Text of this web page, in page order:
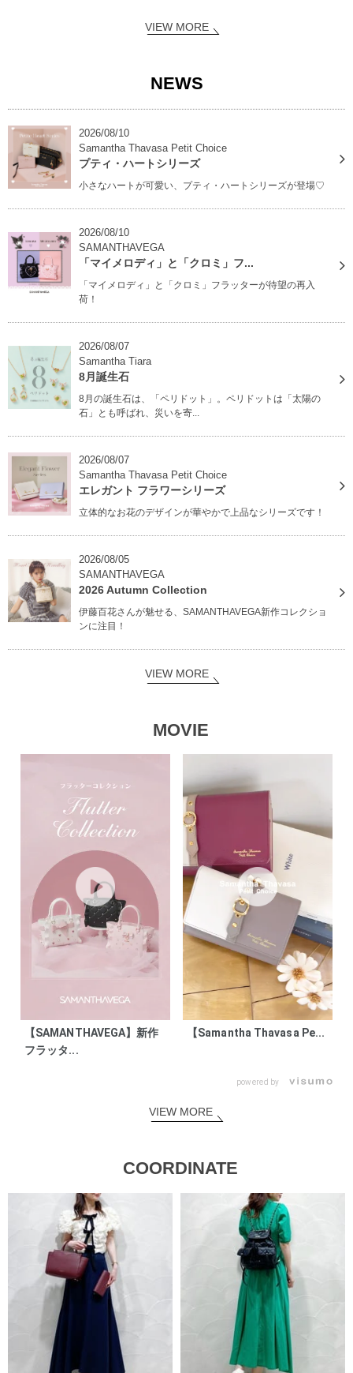
VIEW MORE
NEWS
2026/08/10
Samantha Thavasa Petit Choice
プティ・ハートシリーズ
小さなハートが可愛い、プティ・ハートシリーズが登場♡
2026/08/10
SAMANTHAVEGA
「マイメロディ」と「クロミ」フ...
「マイメロディ」と「クロミ」フラッターが待望の再入
荷！
2026/08/07
Samantha Tiara
8月誕生石
8月の誕生石は、「ペリドット」。ペリドットは「太陽の
石」とも呼ばれ、災いを寄...
2026/08/07
Samantha Thavasa Petit Choice
エレガント フラワーシリーズ
立体的なお花のデザインが華やかで上品なシリーズです！
2026/08/05
SAMANTHAVEGA
2026 Autumn Collection
伊藤百花さんが魅せる、SAMANTHAVEGA新作コレクショ
ンに注目！
VIEW MORE
MOVIE
【SAMANTHAVEGA】新作
フラッタ...
【Samantha Thavasa Pe...
powered by
VIEW MORE
COORDINATE